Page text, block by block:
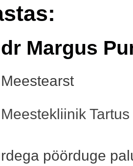
dr Margus
Meestearst
Meestekliinik
pöörduge